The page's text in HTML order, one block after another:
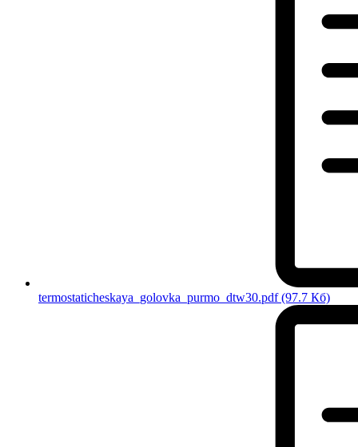
termostaticheskaya_golovka_purmo_dtw30.pdf(97.7 Кб)